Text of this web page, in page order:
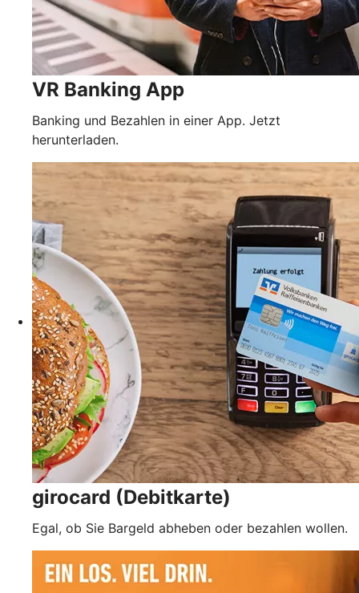
VR Banking App
Banking und Bezahlen in einer App. Jetzt
herunterladen.
girocard (Debitkarte)
Egal, ob Sie Bargeld abheben oder bezahlen wollen.